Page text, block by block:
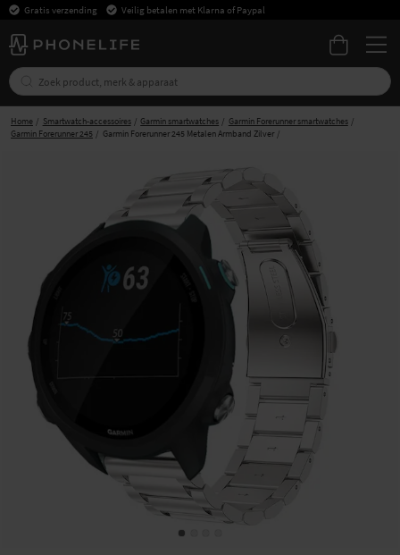
Gratis verzending Veilig betalen met Klarna of Paypal
Home Smartwatch-accessoires Garmin smartwatches
Garmin Forerunner smartwatches
Garmin Forerunner 245
Garmin Forerunner 245 Metalen Armband Zilver